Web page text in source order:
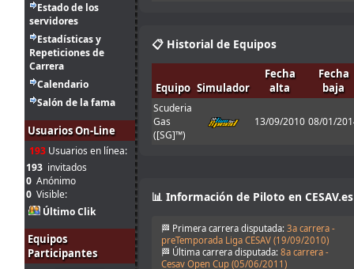
31
14:13
Spambot in
forum
31
jul.
12:40
camtawn
Menjacocs, ten
agallas y T1 ;
*en ; Y t3, a
fondo o a casa
31
jul.
10:51
mitsumeku:
Tienes que
enviarlo al host
cuando sales de
boxes ; Para que
valide el setup
jul.
10:21
Ferminator
Perdon, no se
que pasa con el
set obligatorio,
yo lo meto en la
carpeta de
setup y me echa
Estado de los
servidores
Estadísticas y
Repeticiones de
Carrera
Calendario
Salón de la fama
Usuarios On-Line
193 Usuarios en línea:
193 invitados
0 Anónimo
0 Visible:
Último Clik
Equipos
Participantes
📋 Historial de Equipos
Equipo Simulador
Fecha
alta
Fecha
baja
Scuderia
Gas
([SG]™)
13/09/2010 08/01/
📊 Información de Piloto en CESAV.es
🏁 Primera carrera disputada: 3a carrera -
preTemporada Liga CESAV (19/09/2010)
🏁 Última carrera disputada: 8a carrera -
Cesav Open Cup (05/06/2011 )